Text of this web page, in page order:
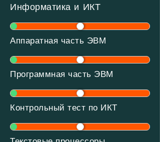
Информатика и ИКТ
Аппаратная часть ЭВМ
Программная часть ЭВМ
Контрольный тест по ИКТ